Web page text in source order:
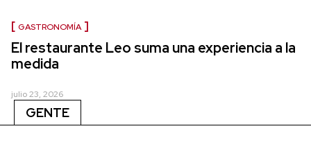
GASTRONOMÍA
El restaurante Leo suma una experiencia a la
medida
julio 23, 2026
GENTE